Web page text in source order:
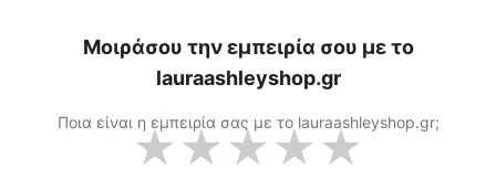
Μοιράσου την εμπειρία σου με το
lauraashleyshop.gr
Ποια είναι η εμπειρία σας με το lauraashleyshop.gr;
★★★★★